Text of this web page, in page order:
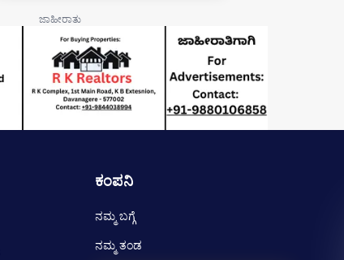
ಕಂಪನಿ
ನಮ್ಮ ಬಗ್ಗೆ
ನಮ್ಮ ತಂಡ